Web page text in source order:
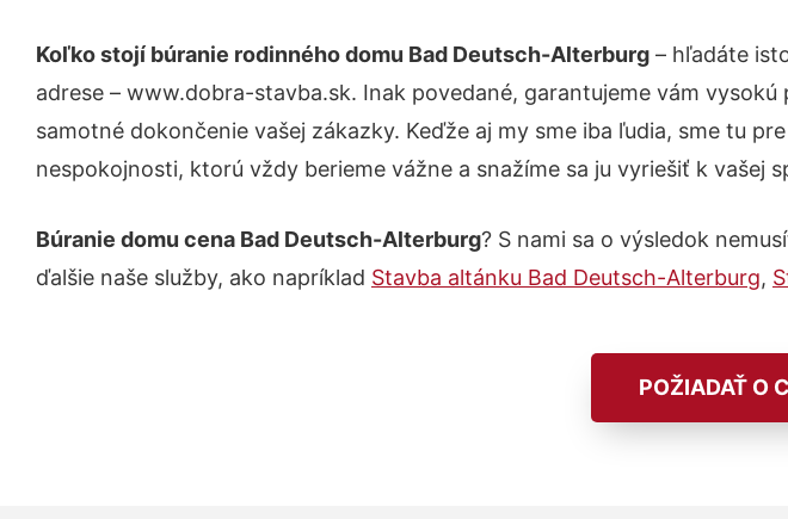
Koľko stojí búranie rodinného domu Bad Deutsch-Alterburg – hľadáte
adrese – www.dobra-stavba.sk. Inak povedané, garantujeme vám
samotné dokončenie vašej zákazky. Keďže aj my sme iba ľudia, sme tu
nespokojnosti, ktorú vždy berieme vážne a snažíme sa ju vyriešiť k vašej
Búranie domu cena Bad Deutsch-Alterburg? S nami sa o výsledok
ďalšie naše služby, ako napríklad Stavba altánku Bad Deutsch-Alterburg,
POŽIADAŤ O